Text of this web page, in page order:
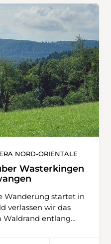
Herberge im
und danach via
Abstieg führt uns
Bergstation
nach Unter
nach Engelberg
NORD-ORIENTALE
Wasterkingen
Wanderung startet in
verlassen wir das
Waldrand entlang